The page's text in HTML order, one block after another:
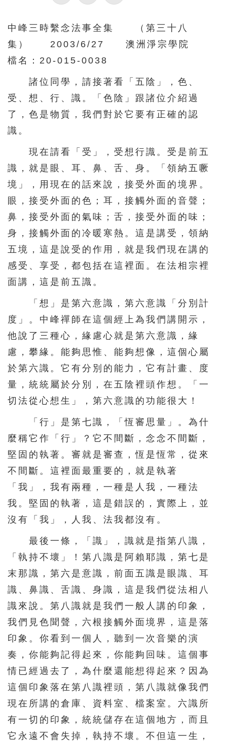
中峰三時繫念法事全集 （第三十八
集） 2003/6/27 澳洲淨宗學院
檔名：20-015-0038
諸位同學，請接著看「五陰」，色、
受、想、行、識。「色陰」跟諸位介紹過
了，色是物質，我們對於它要有正確的認
識。
現在請看「受」，受想行識。受是前五
識，就是眼、耳、鼻、舌、身。「領納五噘
境」，用現在的話來說，接受外面的境界。
眼，接受外面的色；耳，接觸外面的音聲；
鼻，接受外面的氣味；舌，接受外面的味；
身，接觸外面的冷暖寒熱。這是講受，領納
五境，這是說受的作用，就是我們現在講的
感受、享受，都包括在這裡面。在法相宗裡
面講，這是前五識。
「想」是第六意識，第六意識「分別計
度」。中峰禪師在這個經上為我們講開示，
他說了三種心，緣慮心就是第六意識，緣
慮，攀緣。能夠思惟、能夠想像，這個心屬
於第六識。它有分別的能力，它有計畫、度
量，統統屬於分別，在五陰裡頭作想。「一
切法從心想生」，第六意識的功能很大！
「行」是第七識，「恆審思量」。為什
麼稱它作「行」？它不間斷，念念不間斷，
堅固的執著。審就是審查，恆是恆常，從來
不間斷。這裡面最重要的，就是執著
「我」，我有兩種，一種是人我，一種法
我。堅固的執著，這是錯誤的，實際上，並
沒有「我」，人我、法我都沒有。
最後一條，「識」，識就是指第八識，
「執持不壞」！第八識是阿賴耶識，第七是
末那識，第六是意識，前面五識是眼識、耳
識、鼻識、舌識、身識，這是我們從法相八
識來說。第八識就是我們一般人講的印象，
我們見色聞聲，六根接觸外面境界，這是落
印象。你看到一個人，聽到一次音樂的演
奏，你能夠記得起來，你能夠回味。這個事
情已經過去了，為什麼還能想得起來？因為
這個印象落在第八識裡頭，第八識就像我們
現在所講的倉庫、資料室、檔案室。六識所
有一切的印象，統統儲存在這個地方，而且
它永遠不會失掉，執持不壞。不但這一生，